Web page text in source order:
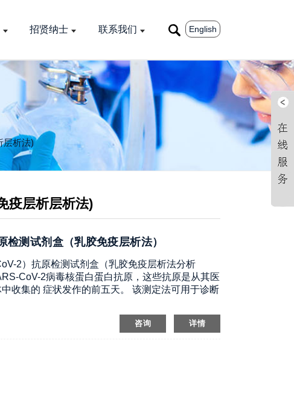
招贤纳士 联系我们 English
层析法)
疫层析层析法)
测试剂盒（乳胶免疫层析法）
2）抗原检测试剂盒（乳胶免疫层析法分析
CoV-2病毒核蛋白蛋白抗原，这些抗原是从其医
收集的 症状发作的前五天。 该测定法可用于诊断
咨询 详情